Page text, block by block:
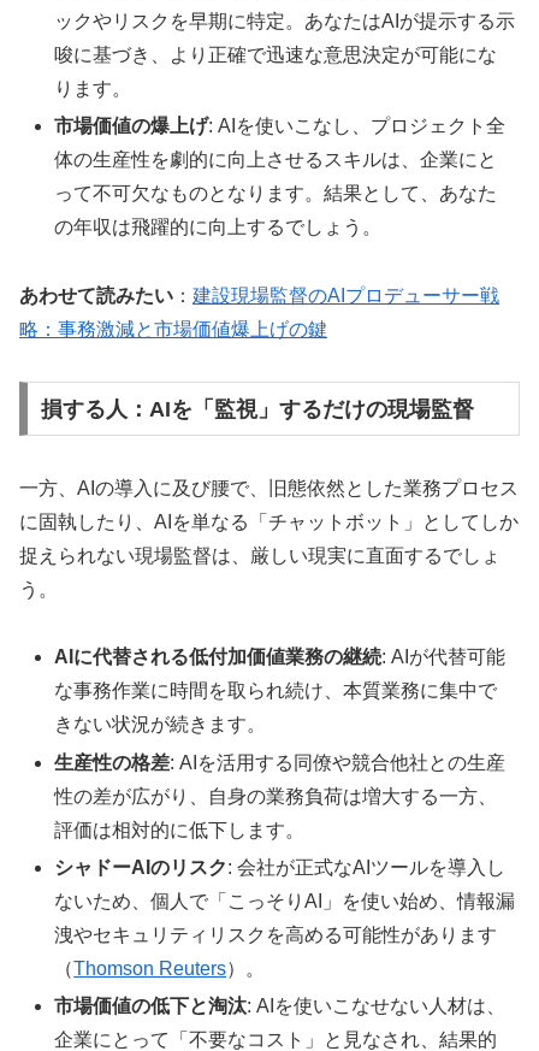
ックやリスクを早期に特定。あなたはAIが提示する示
唆に基づき、より正確で迅速な意思決定が可能にな
ります。
市場価値の爆上げ: AIを使いこなし、プロジェクト全
体の生産性を劇的に向上させるスキルは、企業にと
って不可欠なものとなります。結果として、あなた
の年収は飛躍的に向上するでしょう。
あわせて読みたい ： 建設現場監督のAIプロデューサー戦
略：事務激減と市場価値爆上げの鍵
損する人：AIを「監視」するだけの現場監督
一方、AIの導入に及び腰で、旧態依然とした業務プロセス
に固執したり、AIを単なる「チャットボット」としてしか
捉えられない現場監督は、厳しい現実に直面するでしょ
う。
AIに代替される低付加価値業務の継続: AIが代替可能
な事務作業に時間を取られ続け、本質業務に集中で
きない状況が続きます。
生産性の格差: AIを活用する同僚や競合他社との生産
性の差が広がり、自身の業務負荷は増大する一方、
評価は相対的に低下します。
シャドーAIのリスク: 会社が正式なAIツールを導入し
ないため、個人で「こっそりAI」を使い始め、情報漏
洩やセキュリティリスクを高める可能性があります
（Thomson Reuters）。
市場価値の低下と淘汰: AIを使いこなせない人材は、
企業にとって「不要なコスト」と見なされ、結果的